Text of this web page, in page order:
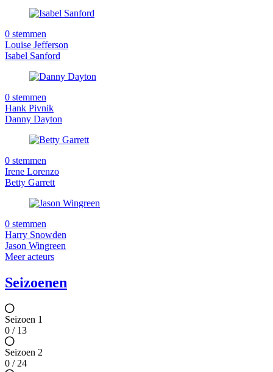
0 stemmen
Louise Jefferson
Isabel Sanford
0 stemmen
Hank Pivnik
Danny Dayton
0 stemmen
Irene Lorenzo
Betty Garrett
0 stemmen
Harry Snowden
Jason Wingreen
Meer acteurs
Seizoenen
Seizoen 1
0 / 13
Seizoen 2
0 / 24